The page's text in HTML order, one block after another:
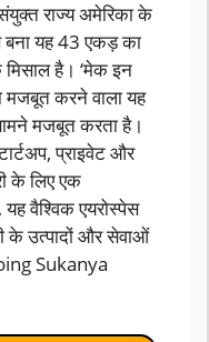
राज्य अमेरिका के
यह 43 एकड़ का
है। ‘मेक इन
मजबूत करने वाला यह
मजबूत करता है।
प्राइवेट और
के लिए एक
वैश्विक एयरोस्पेस
के उत्पादों और सेवाओं
Sukanya